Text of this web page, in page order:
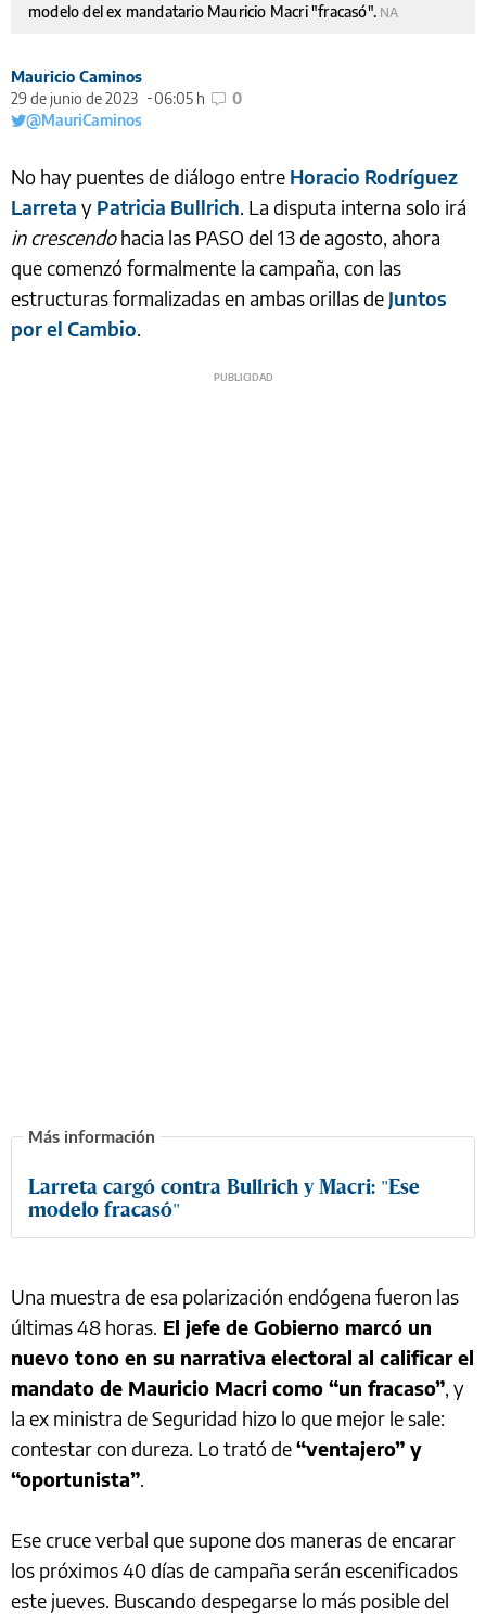
modelo del ex mandatario Mauricio Macri "fracasó". NA
Mauricio Caminos
29 de junio de 2023
06:05 h
0
@MauriCaminos
No hay puentes de diálogo entre Horacio Rodríguez
Larreta y Patricia Bullrich. La disputa interna solo irá
in crescendohacia las PASO del 13 de agosto, ahora
que comenzó formalmente la campaña, con las
estructuras formalizadas en ambas orillas de Juntos
por el Cambio.
Larreta cargó contra Bullrich y Macri: "Ese
modelo fracasó"
Una muestra de esa polarización endógena fueron las
últimas 48 horas. El jefe de Gobierno marcó un
nuevo tono en su narrativa electoral al calificar el
mandato de Mauricio Macri como “un fracaso”, y
la ex ministra de Seguridad hizo lo que mejor le sale:
contestar con dureza. Lo trató de“ventajero” y
“oportunista”.
Ese cruce verbal que supone dos maneras de encarar
los próximos 40 días de campaña serán escenificados
este jueves. Buscando despegarse lo más posible del